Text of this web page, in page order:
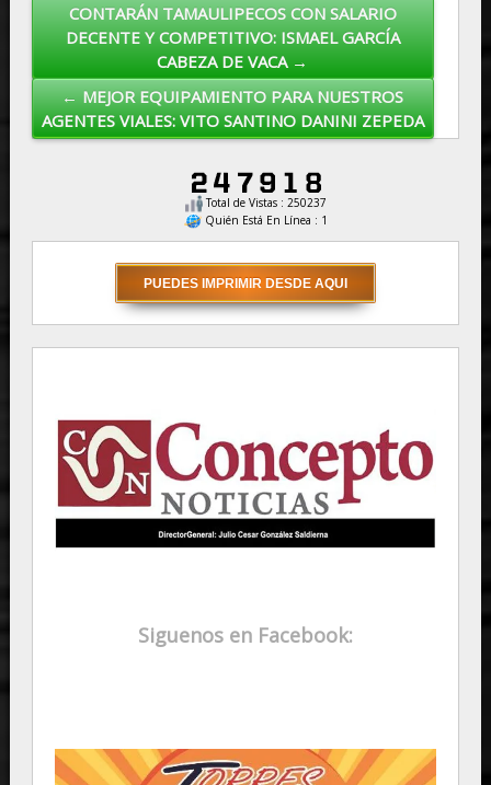
Post navigation
CONTARÁN TAMAULIPECOS CON SALARIO
DECENTE Y COMPETITIVO: ISMAEL GARCÍA
CABEZA DE VACA →
← MEJOR EQUIPAMIENTO PARA NUESTROS
AGENTES VIALES: VITO SANTINO DANINI ZEPEDA
Total de Vistas : 250237
Quién Está En Línea : 1
Siguenos en Facebook: